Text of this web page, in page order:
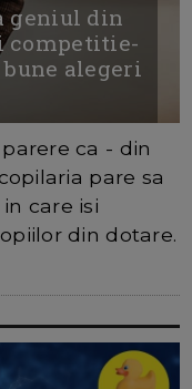
geniul din
competitie-
alegeri
ca - din
pare sa
care isi
din dotare.